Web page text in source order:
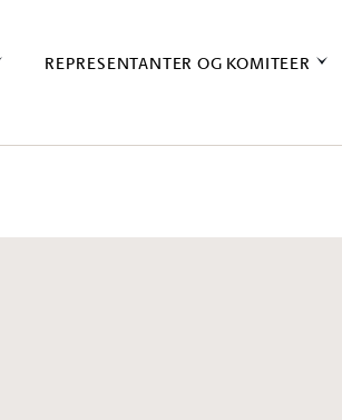
REPRESENTANTER OG KOMITEER